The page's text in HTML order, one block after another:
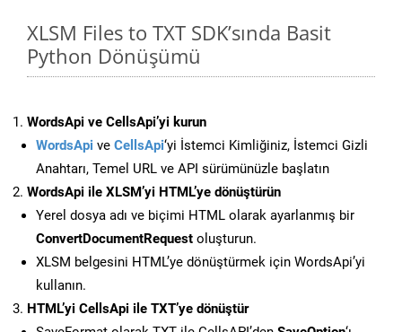
XLSM Files to TXT SDK’sında Basit
Python Dönüşümü
WordsApi ve CellsApi’yi kurun
WordsApi ve CellsApi‘yi İstemci Kimliğiniz, İstemci Gizli
Anahtarı, Temel URL ve API sürümünüzle başlatın
WordsApi ile XLSM’yi HTML’ye dönüştürün
Yerel dosya adı ve biçimi HTML olarak ayarlanmış bir
ConvertDocumentRequest oluşturun.
XLSM belgesini HTML’ye dönüştürmek için WordsApi’yi
kullanın.
HTML’yi CellsApi ile TXT’ye dönüştür